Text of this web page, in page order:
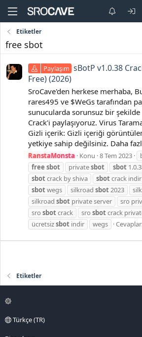
Etiketler
free sbot
Paylaşım sBotP v1.0.38
Free) (2026)
SroCave'den herkese merhaba,
rares495 ve $WeGs tarafından
sunucularda sorunsuz bir
Crack'i paylaşıyoruz. Virus
Gizli içerik: Gizli içeriği
yetkiye sahip değilsiniz. Daha
RanstaMonsta Konu 8 Tem 2023
free sbot privatesbot sbot
sbotcrack by shiva sbotcrack indir
sbotwegs silkroad sbot2023
silkroad sbot private server sro
sro sbotcrack sro sbotcrack
ücretsizsbot indir wegs
Etiketler
Türkçe (TR)